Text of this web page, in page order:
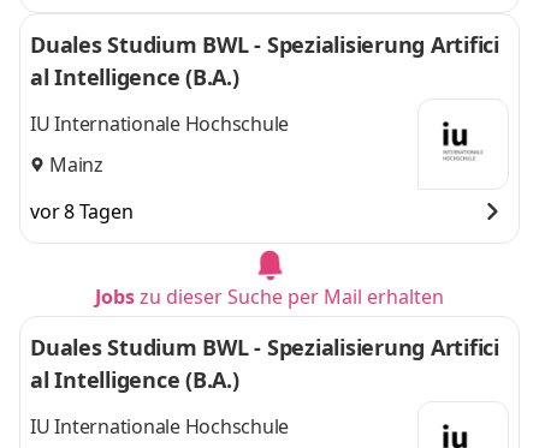
Duales Studium BWL - Spezialisierung Artifici
al Intelligence (B.A.)
IU Internationale Hochschule
Mainz
vor 8 Tagen
Jobszu dieser Suche per Mail erhalten
Duales Studium BWL - Spezialisierung Artifici
al Intelligence (B.A.)
IU Internationale Hochschule